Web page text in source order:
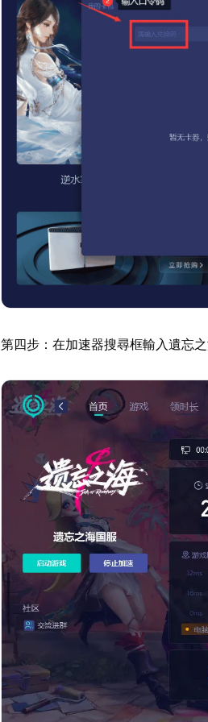
第四步：在加速器搜尋框輸入遺忘